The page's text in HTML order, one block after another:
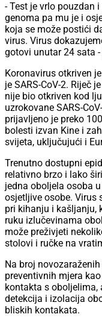
- Test je vrlo pouzdan
genoma pa mu je i
koja se može postići
virus. Virus
gotovi unutar 24 sata
Koronavirus otkriven
je SARS-CoV-2. Riječ
nije bio otkriven kod
uzrokovane SARS-
prijavljeno je preko
bolesti izvan Kine i
svijeta, uključujući i
Trenutno dostupni
relativno brzo i lako
jedna oboljela osoba
osjetljive osobe. Virus
pri kihanju i kašljanju,
ruku izlučevinama
može preživjeti
stolovi i ručke na
Na broj
preventivnih mjera
kontakta s oboljelima,
detekcija i izolacija
bliskih kontakata.